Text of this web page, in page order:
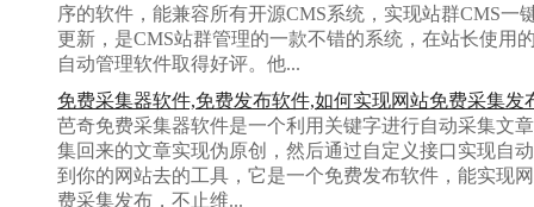
序的软件，能兼容所有开源CMS系统，实现站群CMS一
更新，是CMS站群管理的一款不错的系统，在站长使用
自动管理软件取得好评。他...
免费采集器软件,免费发布软件,如何实现网站免费采集发
芭奇免费采集器软件是一个利用关键字进行自动采集文
集回来的文章实现伪原创，然后通过自定义接口实现自
到你的网站去的工具，它是一个免费发布软件，能实现
费采集发布，不止维...